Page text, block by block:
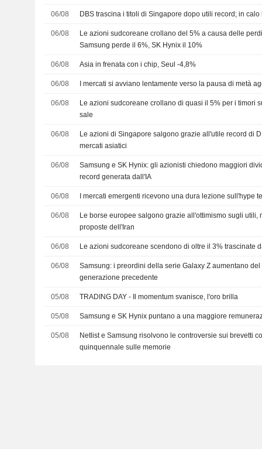
06/08 DBS trascina i titoli di Singapore dopo utili record; in
06/08
Le azioni sudcoreane crollano del 5% a causa delle
Samsung perde il 6%, SK Hynix il 10%
06/08 Asia in frenata con i chip, Seul -4,8%
06/08 I mercati si avviano lentamente verso la pausa di metà
06/08
Le azioni sudcoreane crollano di quasi il 5% per i timori
sale
06/08
Le azioni di Singapore salgono grazie all'utile record di
mercati asiatici
06/08
Samsung e SK Hynix: gli azionisti chiedono maggiori
record generata dall'IA
06/08 I mercati emergenti ricevono una dura lezione sull'hype
06/08
Le borse europee salgono grazie all'ottimismo sugli utili,
proposte dell'Iran
06/08 Le azioni sudcoreane scendono di oltre il 3% trascinate
06/08
Samsung: i preordini della serie Galaxy Z aumentano
generazione precedente
05/08 TRADING DAY - Il momentum svanisce, l'oro brilla
05/08 Samsung e SK Hynix puntano a una maggiore
05/08
Netlist e Samsung risolvono le controversie sui brevetti
quinquennale sulle memorie